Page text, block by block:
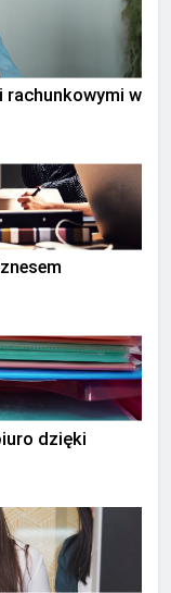
rachunkowymi w
dzięki